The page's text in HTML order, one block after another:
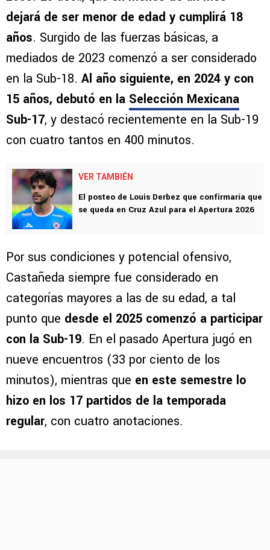
dejará de ser menor de edad y cumplirá 18
años. Surgido de las fuerzas básicas, a
mediados de 2023 comenzó a ser considerado
en la Sub-18. Al año siguiente, en 2024 y con
15 años, debutó en la Selección Mexicana
Sub-17, y destacó recientemente en la Sub-19
con cuatro tantos en 400 minutos.
VER TAMBIÉN
El posteo de Louis Derbez que confirmaría que
se queda en Cruz Azul para el Apertura 2026
Por sus condiciones y potencial ofensivo,
Castañeda siempre fue considerado en
categorías mayores a las de su edad, a tal
punto que desde el 2025 comenzó a participar
con la Sub-19. En el pasado Apertura jugó en
nueve encuentros (33 por ciento de los
minutos), mientras que en este semestre lo
hizo en los 17 partidos de la temporada
regular, con cuatro anotaciones.